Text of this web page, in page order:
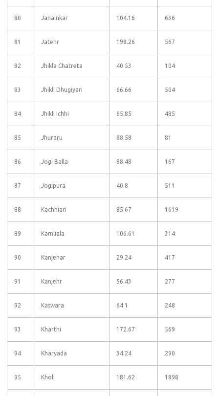
80 Janainkar 104.16 636
81 Jatehr 198.26 567
82 Jhikla Chatreta 40.53 104
83 Jhikli Dhugiyari 66.66 504
84 Jhikli Ichhi 65.85 485
85 Jhuraru 88.58 81
86 Jogi Balla 88.48 167
87 Jogipura 40.8 511
88 Kachhiari 85.67 1619
89 Kamliala 106.61 314
90 Kanjehar 29.24 417
91 Kanjehr 56.43 277
92 Kaswara 64.1 248
93 Kharthi 172.67 569
94 Kharyada 34.24 290
95 Kholi 181.62 1898